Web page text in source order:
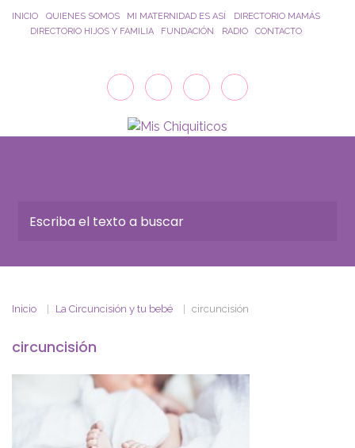
Saltar al contenido principal
INICIO QUIENES SOMOS MI MATERNIDAD ES ASÍ
DIRECTORIO MAMÁS
DIRECTORIO HIJOS Y FAMILIA
FUNDACIÓN RADIO CONTACTO
Inicio La Circuncisión y tu bebé circuncisión
circuncisión